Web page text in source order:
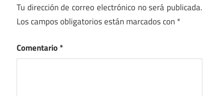
Tu dirección de correo electrónico no será publicada.
Los campos obligatorios están marcados con *
Comentario*